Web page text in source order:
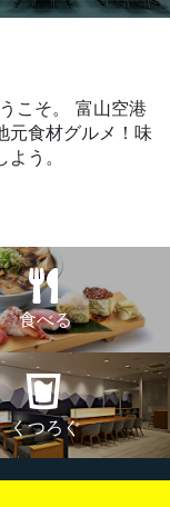
こそ。
富山空港
元食材グルメ！味
う。
食べる
くつろぐ